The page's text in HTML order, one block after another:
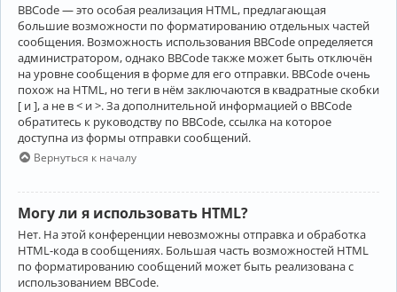
BBCode — это особая реализация HTML, предлагающая
большие возможности по форматированию отдельных частей
сообщения. Возможность использования BBCode определяется
администратором, однако BBCode также может быть отключён
на уровне сообщения в форме для его отправки. BBCode очень
похож на HTML, но теги в нём заключаются в квадратные скобки
[ и ], а не в < и >. За дополнительной информацией о BBCode
обратитесь к руководству по BBCode, ссылка на которое
доступна из формы отправки сообщений.
Вернуться к началу
Могу ли я использовать HTML?
Нет. На этой конференции невозможны отправка и обработка
HTML-кода в сообщениях. Большая часть возможностей HTML
по форматированию сообщений может быть реализована с
использованием BBCode.